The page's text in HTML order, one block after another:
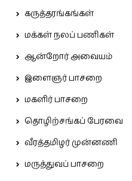
கருத்தரங்கங்கள்
மக்கள் நலப் பணிகள்
ஆன்றோர் அவையம்
இளைஞர் பாசறை
மகளிர் பாசறை
தொழிற்சங்கப் பேரவை
வீரத்தமிழர் முன்னணி
மருத்துவப் பாசறை